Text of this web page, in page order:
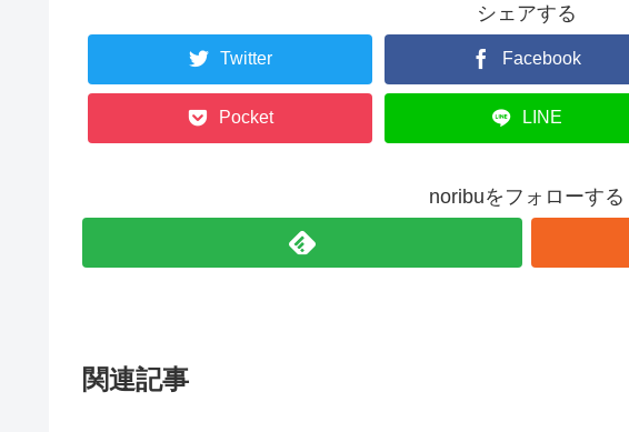
シェアする
Twitter Facebook
Pocket LINE
noribuをフォローする
関連記事